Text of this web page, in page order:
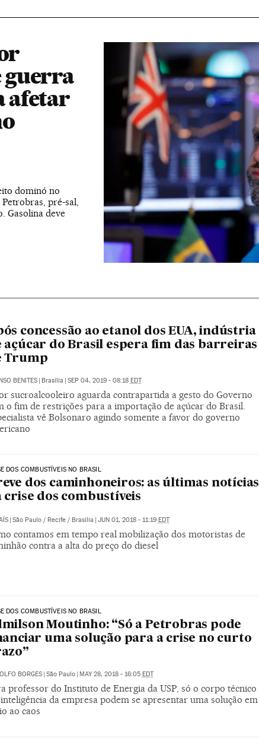
guerra
afetar
dominó no
pré-sal,
Gasolina deve
concessão ao etanol dos EUA, indústria
açúcar do Brasil espera fim das barreiras
Trump
BENITES | Brasília | SEP 04, 2019 - 08:18 EDT
sucroalcooleiro aguarda contrapartida a gesto do Governo
o fim de restrições para a importação de açúcar do Brasil.
vê Bolsonaro agindo somente a favor do governo
DOS COMBUSTÍVEIS NO BRASIL
dos caminhoneiros: as últimas notícias
crise dos combustíveis
São Paulo / Recife / Brasília JUN 01, 2018 - 11:19 EDT
contamos em tempo real mobilização dos motoristas de
contra a alta do preço do diesel
DOS COMBUSTÍVEIS NO BRASIL
Moutinho: “Só a Petrobras pode
uma solução para a crise no curto
BORGES | São Paulo | MAY 28, 2018 - 16:05 EDT
professor do Instituto de Energia da USP, só o corpo técnico
da empresa podem se apresentar uma solução em
ao caos